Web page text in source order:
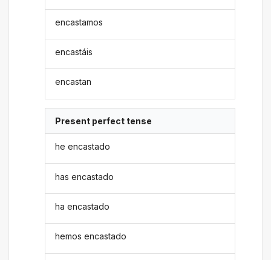
encastamos
encastáis
encastan
Present perfect tense
he encastado
has encastado
ha encastado
hemos encastado